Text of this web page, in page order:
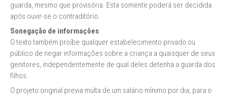
guarda, mesmo que provisória. Esta somente poderá ser decidida
após ouvir-se o contraditório.
Sonegação de informações
O texto também proíbe qualquer estabelecimento privado ou
público de negar informações sobre a criança a quaisquer de seus
genitores, independentemente de qual deles detenha a guarda dos
filhos.
O projeto original previa multa de um salário mínimo por dia, para o